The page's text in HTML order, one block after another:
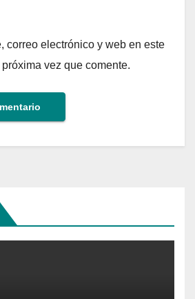
correo electrónico y web en este
vez que comente.